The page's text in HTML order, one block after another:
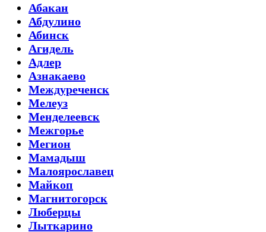
Абакан
Абдулино
Абинск
Агидель
Адлер
Азнакаево
Междуреченск
Мелеуз
Менделеевск
Межгорье
Мегион
Мамадыш
Малоярославец
Майкоп
Магнитогорск
Люберцы
Лыткарино